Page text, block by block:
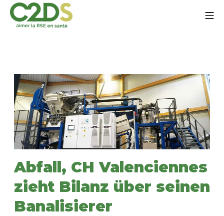
Zum
Inhalt
springen
Abfall, CH Valenciennes
zieht Bilanz über seinen
Banalisierer